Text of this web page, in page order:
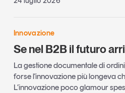
Innovazione
Se nel B2B il futuro
La gestione documentale di
forse l'innovazione più longeva
L’innovazione poco glamour